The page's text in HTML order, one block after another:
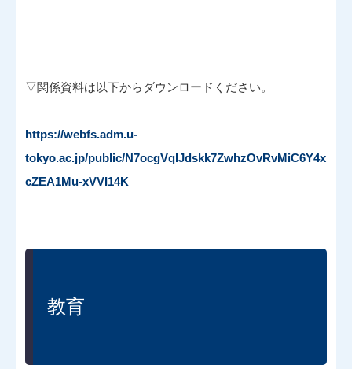
▽関係資料は以下からダウンロードください。
https://webfs.adm.u-
tokyo.ac.jp/public/N7ocgVqIJdskk7ZwhzOvRvMiC6Y4x
cZEA1Mu-xVVI14K
教育